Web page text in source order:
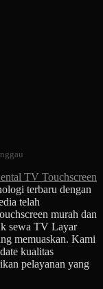
TV Touchscreen
terbaru dengan
telah
murah dan
sewa TV Layar
memuaskan. Kami
kualitas
pelayanan yang